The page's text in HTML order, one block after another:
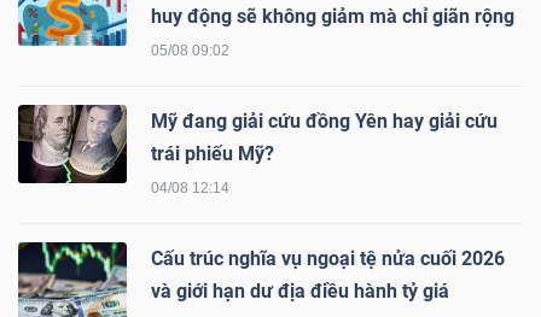
huy động sẽ không giảm mà chỉ giãn rộng
05/08 09:02
Mỹ đang giải cứu đồng Yên hay giải cứu
trái phiếu Mỹ?
04/08 12:14
Cấu trúc nghĩa vụ ngoại tệ nửa cuối 2026
và giới hạn dư địa điều hành tỷ giá